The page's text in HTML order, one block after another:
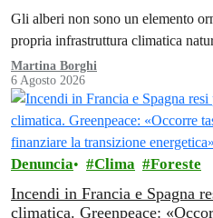
Gli alberi non sono un elemento
propria infrastruttura climatica
Martina Borghi
6 Agosto 2026
Denuncia Clima Foreste
Incendi in Francia e Spagna
climatica. Greenpeace: